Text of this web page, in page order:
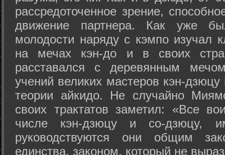
рассредоточенное зрение,
движение партнера. Как уже
молодости наряду с кэмпо изучал
на мечах кэн-до и в своих
расставался с деревянным
учений великих мастеров кэн-
теории айкидо. Не случайно
своих трактатов заметил: «Все
числе кэн-дзюцу и со-дзюцу,
руководствуются они общим
единства, законом, который не